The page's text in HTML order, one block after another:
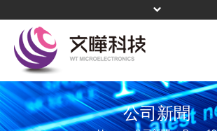
關於文曄
首頁
聯絡我們
公司新聞